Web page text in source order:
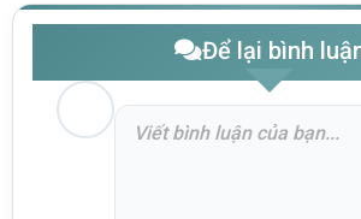
Để lại bình